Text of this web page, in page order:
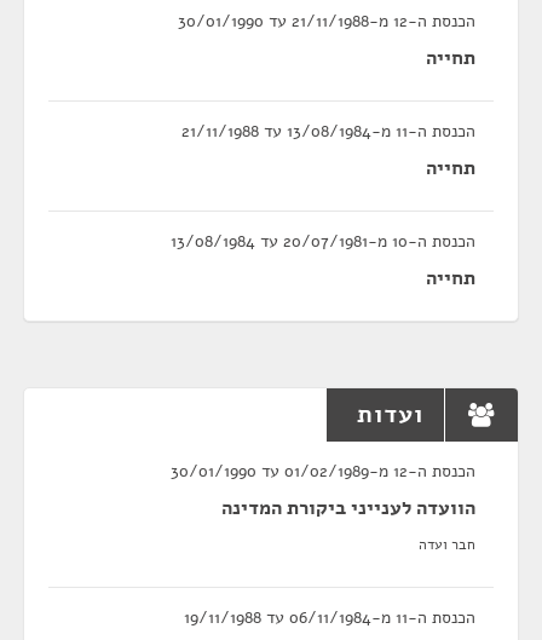
הכנסת ה-12 מ-21/11/1988 עד 30/01/1990
תחייה
הכנסת ה-11 מ-13/08/1984 עד 21/11/1988
תחייה
הכנסת ה-10 מ-20/07/1981 עד 13/08/1984
תחייה
ועדות
הכנסת ה-12 מ-01/02/1989 עד 30/01/1990
הוועדה לענייני ביקורת המדינה
חבר ועדה
הכנסת ה-11 מ-06/11/1984 עד 19/11/1988